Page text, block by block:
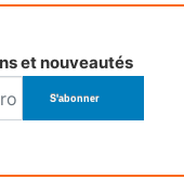
et nouveautés